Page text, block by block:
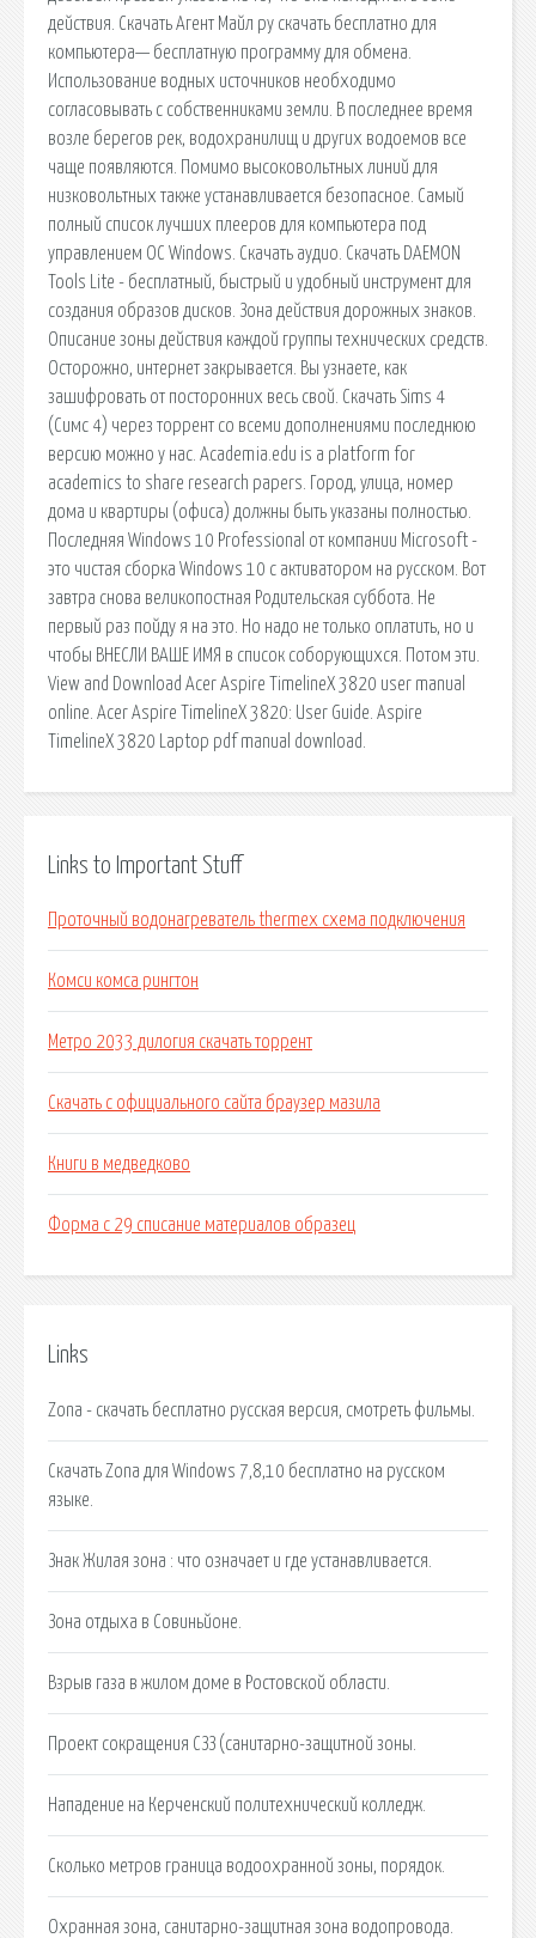
действия. Скачать Агент Майл ру скачать бесплатно для
компьютера— бесплатную программу для обмена.
Использование водных источников необходимо
согласовывать с собственниками земли. В последнее время
возле берегов рек, водохранилищ и других водоемов все
чаще появляются. Помимо высоковольтных линий для
низковольтных также устанавливается безопасное. Самый
полный список лучших плееров для компьютера под
управлением ОС Windows. Скачать аудио. Скачать DAEMON
Tools Lite - бесплатный, быстрый и удобный инструмент для
создания образов дисков. Зона действия дорожных знаков.
Описание зоны действия каждой группы технических средств.
Осторожно, интернет закрывается. Вы узнаете, как
зашифровать от посторонних весь свой. Скачать Sims 4
(Симс 4) через торрент со всеми дополнениями последнюю
версию можно у нас. Academia.edu is a platform for
academics to share research papers. Город, улица, номер
дома и квартиры (офиса) должны быть указаны полностью.
Последняя Windows 10 Professional от компании Microsoft -
это чистая сборка Windows 10 с активатором на русском. Вот
завтра снова великопостная Родительская суббота. Не
первый раз пойду я на это. Но надо не только оплатить, но и
чтобы ВНЕСЛИ ВАШЕ ИМЯ в список соборующихся. Потом эти.
View and Download Acer Aspire TimelineX 3820 user manual
online. Acer Aspire TimelineX 3820: User Guide. Aspire
TimelineX 3820 Laptop pdf manual download.
Links to Important Stuff
Проточный водонагреватель thermex схема подключения
Комси комса рингтон
Метро 2033 дилогия скачать торрент
Скачать с официального сайта браузер мазила
Книги в медведково
Форма с 29 списание материалов образец
Links
Zona - скачать бесплатно русская версия, смотреть фильмы.
Скачать Zona для Windows 7,8,10 бесплатно на русском
языке.
Знак Жилая зона : что означает и где устанавливается.
Зона отдыха в Совиньйоне.
Взрыв газа в жилом доме в Ростовской области.
Проект сокращения СЗЗ (санитарно-защитной зоны.
Нападение на Керченский политехнический колледж.
Сколько метров граница водоохранной зоны, порядок.
Охранная зона, санитарно-защитная зона водопровода.